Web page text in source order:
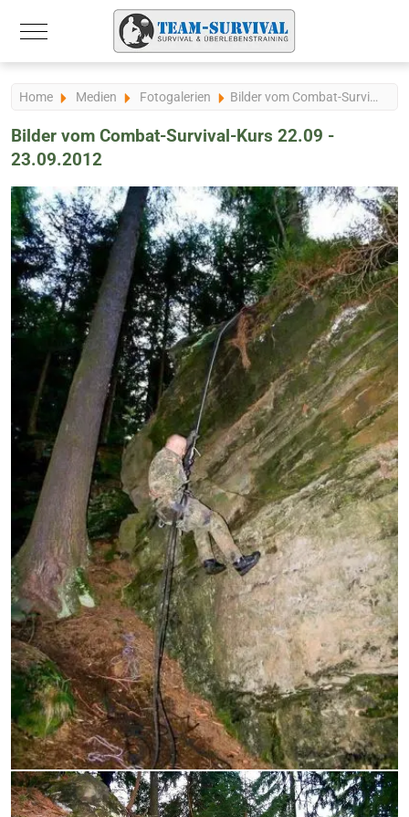
Mobile Menu Toggle
Home Medien Fotogalerien Bilder vom Combat-Survival-Kurs 22.09 - 23.09.2012
Bilder vom Combat-Survival-Kurs 22.09 -
23.09.2012